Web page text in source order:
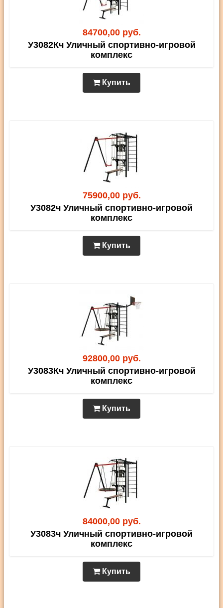
84700,00 руб.
У3082Кч Уличный спортивно-игровой
комплекс
Купить
75900,00 руб.
У3082ч Уличный спортивно-игровой
комплекс
Купить
92800,00 руб.
У3083Кч Уличный спортивно-игровой
комплекс
Купить
84000,00 руб.
У3083ч Уличный спортивно-игровой
комплекс
Купить